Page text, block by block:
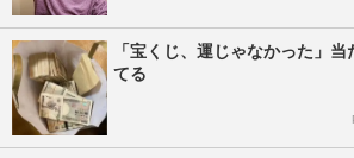
「宝くじ、運じゃなかった」
てる